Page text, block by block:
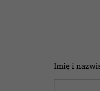
Imię i